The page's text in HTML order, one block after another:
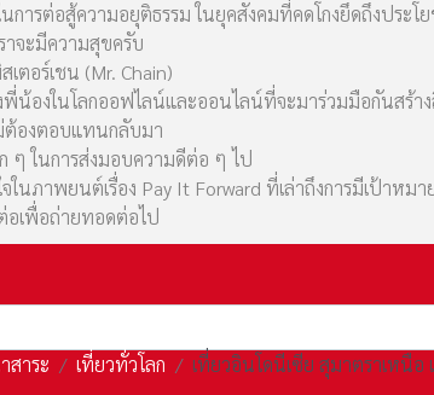
การต่อสู้ความอยุติธรรม ในยุคสังคมที่คดโกงยึดถึงป
าจะมีความสุขครับ
เตอร์เชน (Mr. Chain)
พี่น้องในโลกออฟไลน์และออนไลน์ที่จะมาร่วมมือกันสร้า
ต้องตอบแทนกลับมา
ๆ ในการส่งมอบความดีต่อ ๆ ไป
จในภาพยนต์เรื่อง Pay It Forward ที่เล่าถึงการมีเป้า
เพื่อถ่ายทอดต่อไป
สาระ เที่ยวทั่วโลก เที่ยวอินโดนีเซีย สุมาตราเหนือ